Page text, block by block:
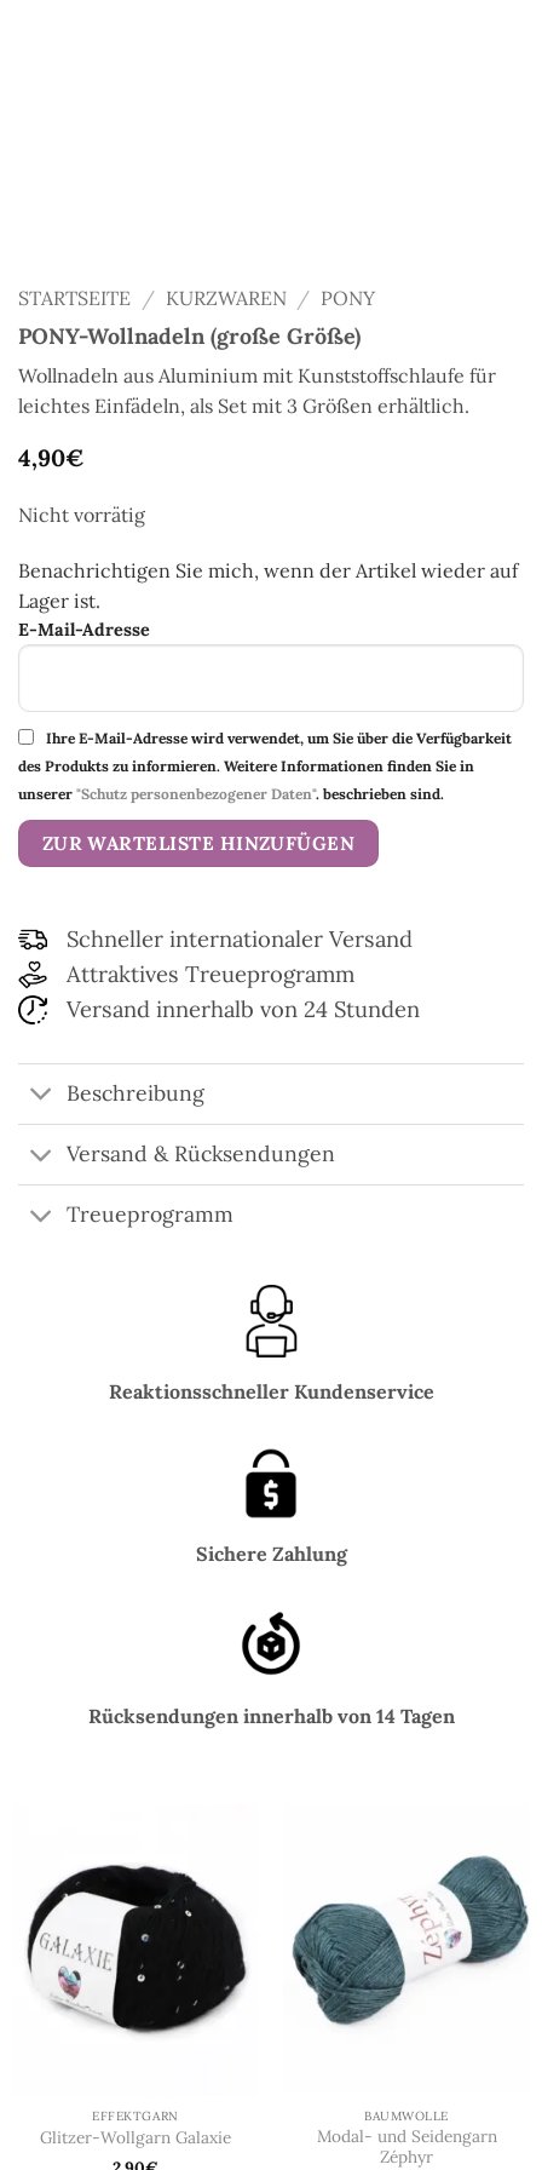
STARTSEITE / KURZWAREN / PONY
PONY-Wollnadeln (große Größe)
Wollnadeln aus Aluminium mit Kunststoffschlaufe für
leichtes Einfädeln, als Set mit 3 Größen erhältlich.
4,90€
Nicht vorrätig
Benachrichtigen Sie mich, wenn der Artikel wieder auf
Lager ist.
E-Mail-Adresse
Ihre E-Mail-Adresse wird verwendet, um Sie über die Verfügbarkeit
des Produkts zu informieren. Weitere Informationen finden Sie in
unserer "Schutz personenbezogener Daten". beschrieben sind.
Schneller internationaler Versand
Attraktives Treueprogramm
Versand innerhalb von 24 Stunden
Beschreibung
Versand & Rücksendungen
Treueprogramm
Reaktionsschneller Kundenservice
Sichere Zahlung
Rücksendungen innerhalb von 14 Tagen
EFFEKTGARN
Glitzer-Wollgarn Galaxie
BAUMWOLLE
Modal- und Seidengarn
Zéphyr